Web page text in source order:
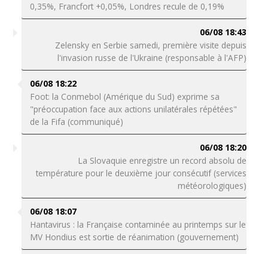
0,35%, Francfort +0,05%, Londres recule de 0,19%
06/08 18:43
Zelensky en Serbie samedi, première visite depuis
l'invasion russe de l'Ukraine (responsable à l'AFP)
06/08 18:22
Foot: la Conmebol (Amérique du Sud) exprime sa
"préoccupation face aux actions unilatérales répétées"
de la Fifa (communiqué)
06/08 18:20
La Slovaquie enregistre un record absolu de
température pour le deuxième jour consécutif (services
météorologiques)
06/08 18:07
Hantavirus : la Française contaminée au printemps sur le
MV Hondius est sortie de réanimation (gouvernement)